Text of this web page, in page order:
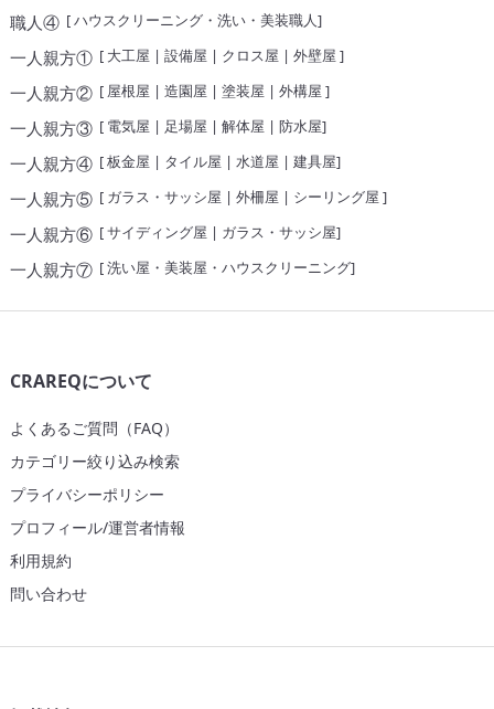
職人④[ハウスクリーニング・洗い・美装職人]
一人親方①[ 大工屋 | 設備屋 | クロス屋 | 外壁屋 ]
一人親方②[ 屋根屋 | 造園屋 | 塗装屋 | 外構屋 ]
一人親方③[ 電気屋 | 足場屋 | 解体屋 | 防水屋]
一人親方④[板金屋 | タイル屋 | 水道屋 | 建具屋]
一人親方⑤[ ガラス・サッシ屋 | 外柵屋 | シーリング屋 ]
一人親方⑥[サイディング屋 | ガラス・サッシ屋]
一人親方⑦[洗い屋・美装屋・ハウスクリーニング]
CRAREQについて
よくあるご質問（FAQ）
カテゴリー絞り込み検索
プライバシーポリシー
プロフィール/運営者情報
利用規約
問い合わせ